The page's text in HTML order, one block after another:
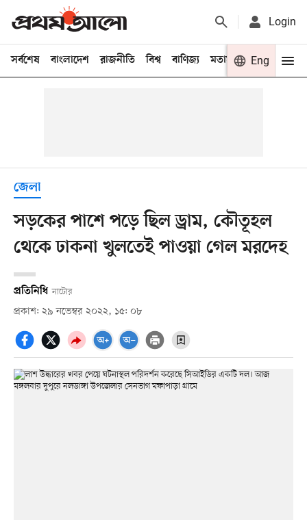
Login
সর্বশেষ বাংলাদেশ রাজনীতি বিশ্ব বাণিজ্য মতামত খেলা
Eng
জেলা
সড়কের পাশে পড়ে ছিল ড্রাম, কৌতূহল
থেকে ঢাকনা খুলতেই পাওয়া গেল মরদেহ
প্রতিনিধি নাটোর
প্রকাশ: ২৯ নভেম্বর ২০২২, ১৫: ০৮